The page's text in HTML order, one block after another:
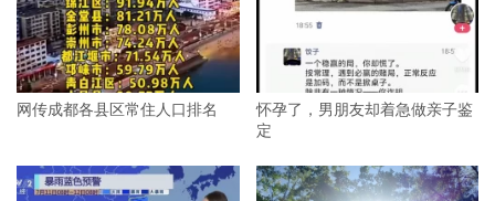
网传成都各县区常住人口排名
怀孕了，男朋友却着急做亲子鉴
定